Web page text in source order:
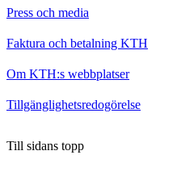
Press och media
Faktura och betalning KTH
Om KTH:s webbplatser
Tillgänglighetsredogörelse
Till sidans topp